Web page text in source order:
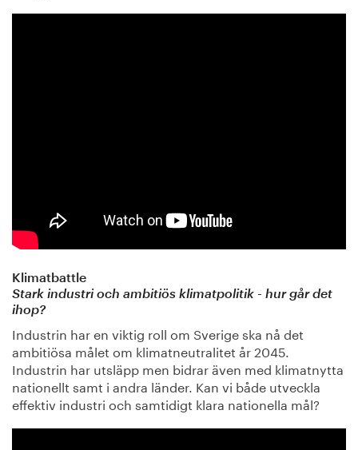
Klimatbattle
Stark industri och ambitiös klimatpolitik - hur går det
ihop?
Industrin har en viktig roll om Sverige ska nå det
ambitiösa målet om klimatneutralitet år 2045.
Industrin har utsläpp men bidrar även med klimatnytta
nationellt samt i andra länder. Kan vi både utveckla
effektiv industri och samtidigt klara nationella mål?